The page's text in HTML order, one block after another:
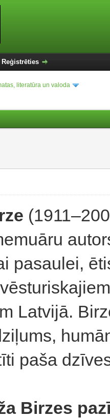
Reģistrēties
literatūra un valoda
pasaulei,
Latvijā.
paša
Birzes